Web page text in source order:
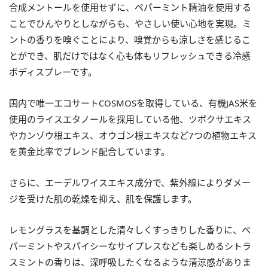
合成メントールを使用せずに、ペパーミント精油を使用する
ことでひんやりとしながらも、やさしい使い心地を実現。ミ
ントの香りを嗅ぐことにより、嗅覚からも涼しさを感じるこ
とができ、肌だけではなく心も体もリフレッシュできる冷感
ボディスプレーです。
国内で唯一エコサートCOSMOSを取得している、有機JAS米を
使用のライスエタノールを採用している他、ツボクサエキス
やカンゾウ根エキス、オウゴン根エキスなど7つの植物エキス
を黄金比率でブレンド配合しています。
さらに、エーデルワイスエキス成分で、紫外線によりダメー
ジを受けた肌の乾燥を抑え、肌を保護します。
レモングラスを基調とした清々しくすっきりした香りに、ペ
パーミントやスパイシーなサイプレスなども楽しめるシトラ
スミントの香りは、深呼吸したくなるような清涼感がありま